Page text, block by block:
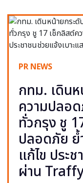
PR NEWS
กทม. เดิน
ความปลอ
ทั่วกรุง ชู
ปลอดภัย ย้
แก้ไข ประ
ผ่าน